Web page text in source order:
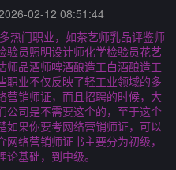
02-12 08:51:44
热门职业，如茶艺师乳品评鉴师
验员照明设计师化学检验员花艺
师品酒师啤酒酿造工白酒酿造工
职业不仅反映了轻工业领域的多
营销师证，而且招聘的时候，大
公司是不需要这个的，至于这个
如果你要考网络营销师证，可以
络营销师证书主要分为初级，
基础，到中级。